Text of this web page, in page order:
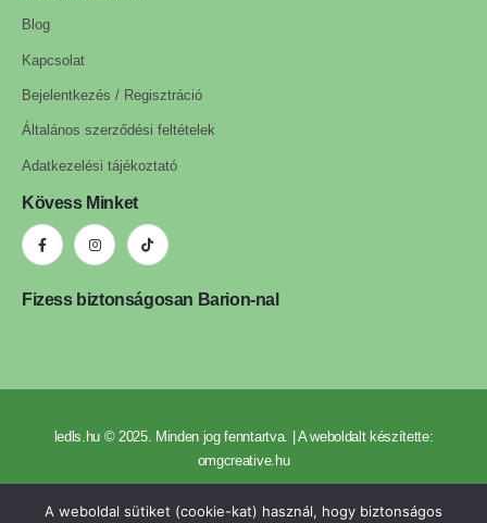
Blog
Kapcsolat
Bejelentkezés / Regisztráció
Általános szerződési feltételek
Adatkezelési tájékoztató
Kövess Minket
Fizess biztonságosan Barion-nal
ledls.hu © 2025. Minden jog fenntartva. | A weboldalt készítette:
omgcreative.hu
A weboldal sütiket (cookie-kat) használ, hogy biztonságos